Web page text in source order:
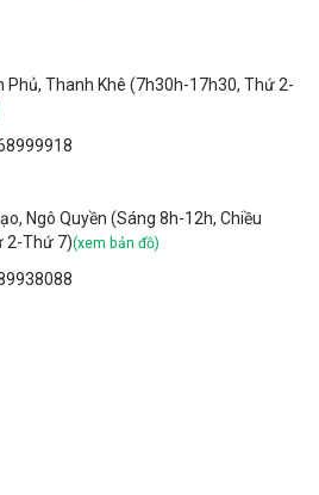
Phủ, Thanh Khê (7h30h-17h30, Thứ 2-
Ngô Quyền (Sáng 8h-12h, Chiều
2-Thứ 7)(xem bản đồ)